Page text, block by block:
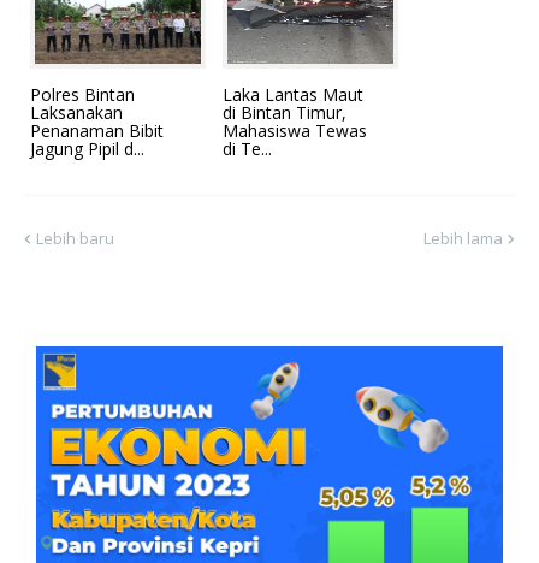
Polres Bintan
Laksanakan
Penanaman Bibit
Jagung Pipil d...
Laka Lantas Maut
di Bintan Timur,
Mahasiswa Tewas
di Te...
Lebih baru Lebih lama